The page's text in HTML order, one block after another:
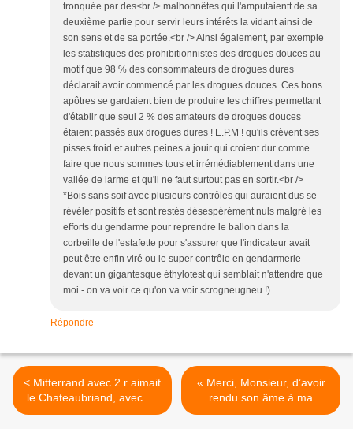
tronquée par des<br /> malhonnêtes qui l'amputaientt de sa
deuxième partie pour servir leurs intérêts la vidant ainsi de
son sens et de sa portée.<br /> Ainsi également, par exemple
les statistiques des prohibitionnistes des drogues douces au
motif que 98 % des consommateurs de drogues dures
déclarait avoir commencé par les drogues douces. Ces bons
apôtres se gardaient bien de produire les chiffres permettant
d'établir que seul 2 % des amateurs de drogues douces
étaient passés aux drogues dures ! E.P.M ! qu'ils crèvent ses
pisses froid et autres peines à jouir qui croient dur comme
faire que nous sommes tous et irrémédiablement dans une
vallée de larme et qu'il ne faut surtout pas en sortir.<br />
*Bois sans soif avec plusieurs contrôles qui auraient dus se
révéler positifs et sont restés désespérément nuls malgré les
efforts du gendarme pour reprendre le ballon dans la
corbeille de l'estafette pour s'assurer que l'indicateur avait
peut être enfin viré ou le super contrôle en gendarmerie
devant un gigantesque éthylotest qui semblait n'attendre que
moi - on va voir ce qu'on va voir scrogneugneu !)
Répondre
< Mitterrand avec 2 r aimait
le Chateaubriand, avec un
d et sans accent
« Merci, Monsieur, d’avoir
rendu son âme à ma
crèmerie… » cher Pierre